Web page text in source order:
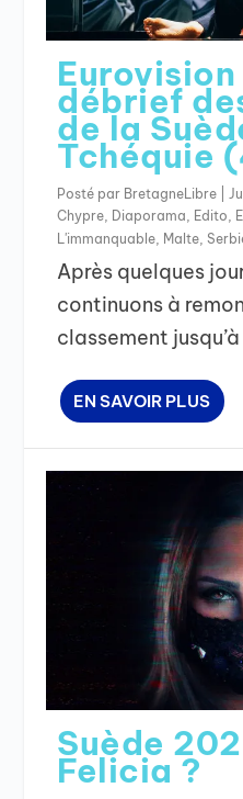
débrief
de la
Tchéquie
Posté par BretagneLibre |
Chypre, Diaporama, Edito,
L'immanquable, Malte,
Après quelques
continuons à
classement
EN SAVOIR PLUS
Suède
Felicia ?